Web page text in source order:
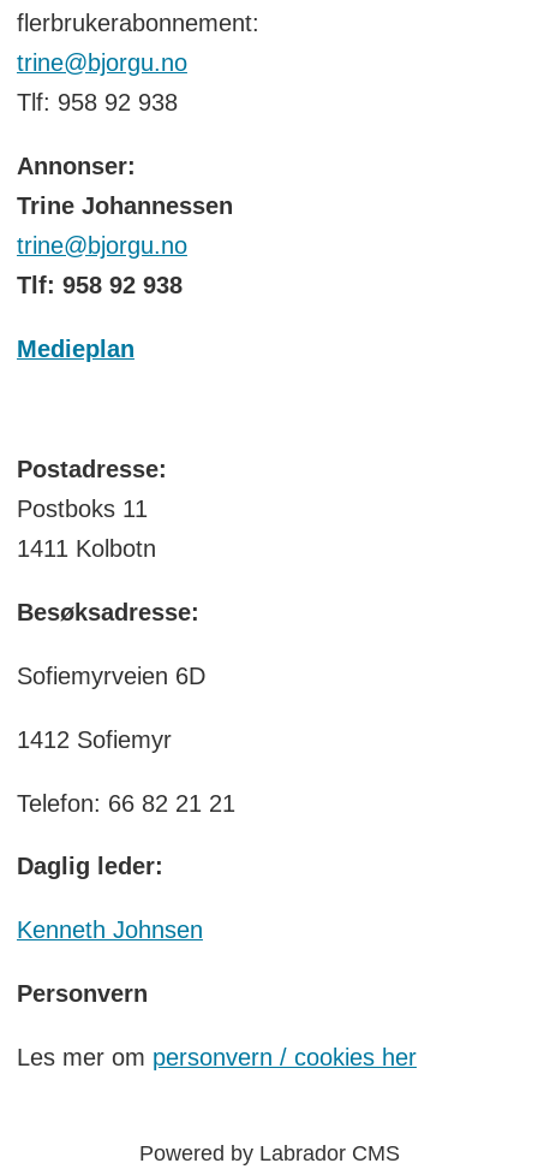
flerbrukerabonnement:
trine@bjorgu.no
Tlf: 958 92 938
Annonser:
Trine Johannessen
trine@bjorgu.no
Tlf: 958 92 938
Medieplan
Postadresse:
Postboks 11
1411 Kolbotn
Besøksadresse:
Sofiemyrveien 6D
1412 Sofiemyr
Telefon: 66 82 21 21
Daglig leder:
Kenneth Johnsen
Personvern
Les mer om personvern / cookies her
Powered by Labrador CMS